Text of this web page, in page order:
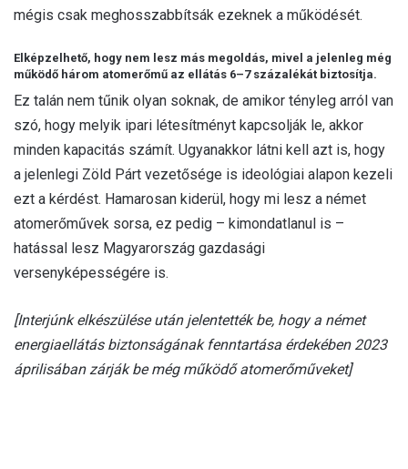
mégis csak meghosszabbítsák ezeknek a működését.
Elképzelhető, hogy nem lesz más megoldás, mivel a jelenleg még
működő három atomerőmű az ellátás 6–7 százalékát biztosítja.
Ez talán nem tűnik olyan soknak, de amikor tényleg arról van
szó, hogy melyik ipari létesítményt kapcsolják le, akkor
minden kapacitás számít. Ugyanakkor látni kell azt is, hogy
a jelenlegi Zöld Párt vezetősége is ideológiai alapon kezeli
ezt a kérdést. Hamarosan kiderül, hogy mi lesz a német
atomerőművek sorsa, ez pedig – kimondatlanul is –
hatással lesz Magyarország gazdasági
versenyképességére is.
[Interjúnk elkészülése után jelentették be, hogy a német
energiaellátás biztonságának fenntartása érdekében 2023
áprilisában zárják be még működő atomerőműveket]